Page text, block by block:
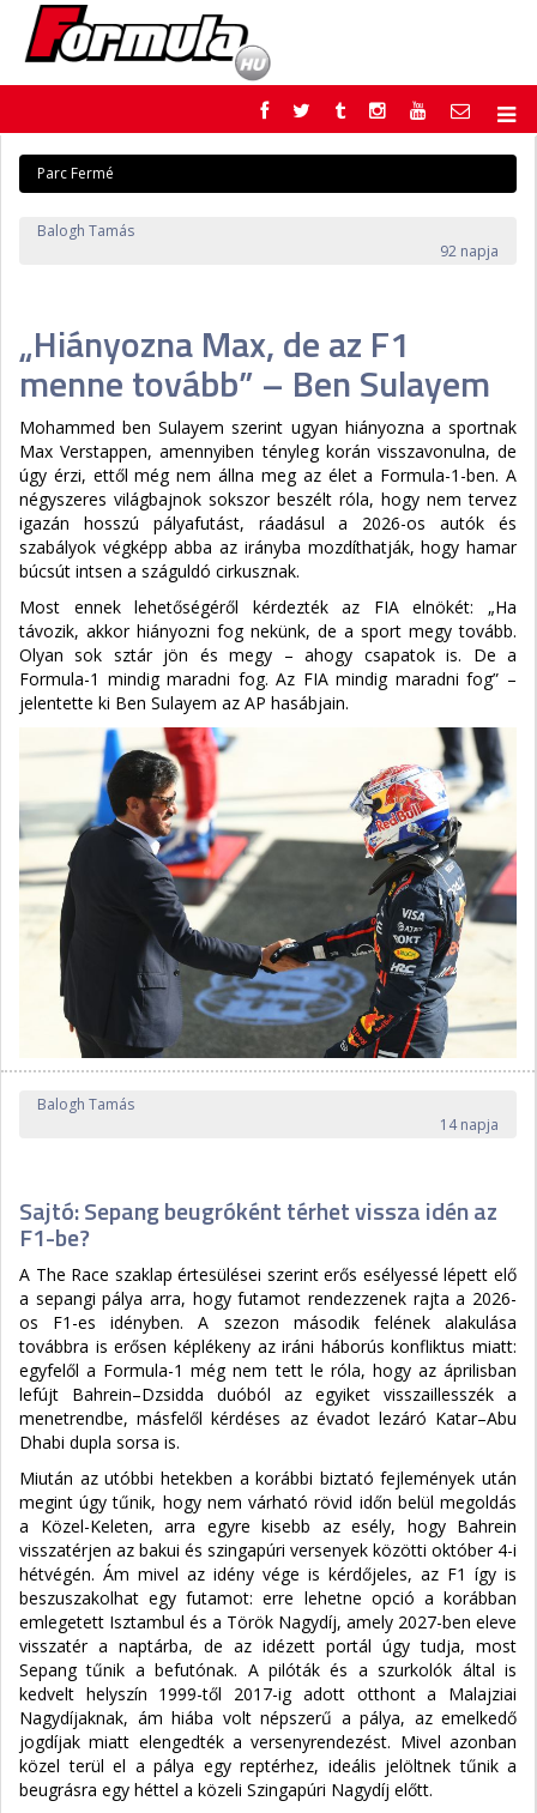
F1
FORMULA
MOTOR
NEMZETKÖZI
DIGITÁLIS MAGAZIN
PONTÁLLÁSOK
VERSENYNAPTÁRAK
Parc Fermé
Balogh Tamás
92 napja
„Hiányozna Max, de az F1
menne tovább” – Ben Sulayem
Mohammed ben Sulayem szerint ugyan hiányozna a sportnak
Max Verstappen, amennyiben tényleg korán visszavonulna, de
úgy érzi, ettől még nem állna meg az élet a Formula-1-ben. A
négyszeres világbajnok sokszor beszélt róla, hogy nem tervez
igazán hosszú pályafutást, ráadásul a 2026-os autók és
szabályok végképp abba az irányba mozdíthatják, hogy hamar
búcsút intsen a száguldó cirkusznak.
Most ennek lehetőségéről kérdezték az FIA elnökét: „Ha
távozik, akkor hiányozni fog nekünk, de a sport megy tovább.
Olyan sok sztár jön és megy – ahogy csapatok is. De a
Formula-1 mindig maradni fog. Az FIA mindig maradni fog” –
jelentette ki Ben Sulayem az AP hasábjain.
Balogh Tamás
14 napja
Sajtó: Sepang beugróként térhet vissza idén az
F1-be?
A The Race szaklap értesülései szerint erős esélyessé lépett elő
a sepangi pálya arra, hogy futamot rendezzenek rajta a 2026-
os F1-es idényben. A szezon második felének alakulása
továbbra is erősen képlékeny az iráni háborús konfliktus miatt:
egyfelől a Formula-1 még nem tett le róla, hogy az áprilisban
lefújt Bahrein–Dzsidda duóból az egyiket visszaillesszék a
menetrendbe, másfelől kérdéses az évadot lezáró Katar–Abu
Dhabi dupla sorsa is.
Miután az utóbbi hetekben a korábbi biztató fejlemények után
megint úgy tűnik, hogy nem várható rövid időn belül megoldás
a Közel-Keleten, arra egyre kisebb az esély, hogy Bahrein
visszatérjen az bakui és szingapúri versenyek közötti október 4-i
hétvégén. Ám mivel az idény vége is kérdőjeles, az F1 így is
beszuszakolhat egy futamot: erre lehetne opció a korábban
emlegetett Isztambul és a Török Nagydíj, amely 2027-ben eleve
visszatér a naptárba, de az idézett portál úgy tudja, most
Sepang tűnik a befutónak. A pilóták és a szurkolók által is
kedvelt helyszín 1999-től 2017-ig adott otthont a Malajziai
Nagydíjaknak, ám hiába volt népszerű a pálya, az emelkedő
jogdíjak miatt elengedték a versenyrendezést. Mivel azonban
közel terül el a pálya egy reptérhez, ideális jelöltnek tűnik a
beugrásra egy héttel a közeli Szingapúri Nagydíj előtt.